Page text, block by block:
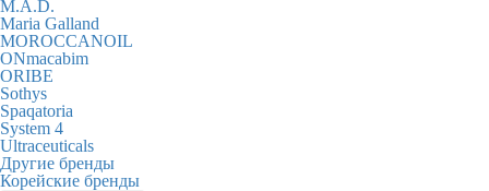
M.A.D.
Maria Galland
MOROCCANOIL
ONmacabim
ORIBE
Sothys
Spaqatoria
System 4
Ultraceuticals
Другие бренды
Корейские бренды